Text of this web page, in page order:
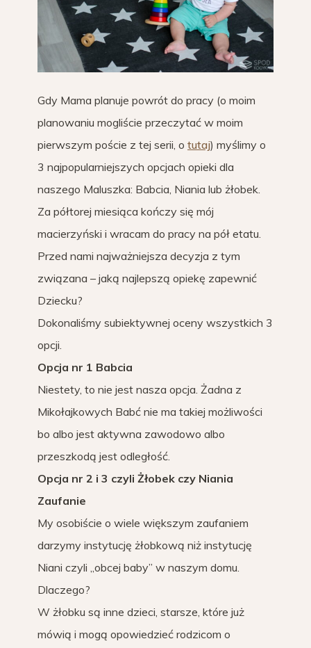
Gdy Mama planuje powrót do pracy (o moim
planowaniu mogliście przeczytać w moim
pierwszym poście z tej serii, o tutaj) myślimy o
3 najpopularniejszych opcjach opieki dla
naszego Maluszka: Babcia, Niania lub żłobek.
Za półtorej miesiąca kończy się mój
macierzyński i wracam do pracy na pół etatu.
Przed nami najważniejsza decyzja z tym
związana – jaką najlepszą opiekę zapewnić
Dziecku?
Dokonaliśmy subiektywnej oceny wszystkich 3
opcji.
Opcja nr 1 Babcia
Niestety, to nie jest nasza opcja. Żadna z
Mikołajkowych Babć nie ma takiej możliwości
bo albo jest aktywna zawodowo albo
przeszkodą jest odległość.
Opcja nr 2 i 3 czyli Żłobek czy Niania
Zaufanie
My osobiście o wiele większym zaufaniem
darzymy instytucję żłobkową niż instytucję
Niani czyli „obcej baby” w naszym domu.
Dlaczego?
W żłobku są inne dzieci, starsze, które już
mówią i mogą opowiedzieć rodzicom o